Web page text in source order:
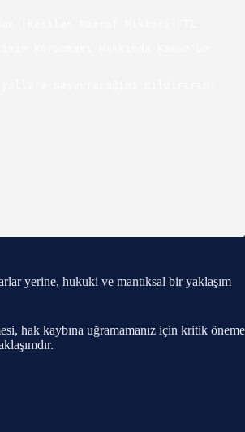
yerine, hukuki ve mantıksal bir yaklaşım
hak kaybına uğramamanız için kritik öneme